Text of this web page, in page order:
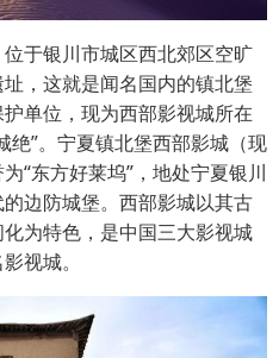
位于银川市城区西北郊区空旷
，这就是闻名国内的镇北堡
单位，现为西部影视城所在
绝”。宁夏镇北堡西部影城（现
“东方好莱坞”，地处宁夏银川
边防城堡。西部影城以其古
为特色，是中国三大影视城
视城。